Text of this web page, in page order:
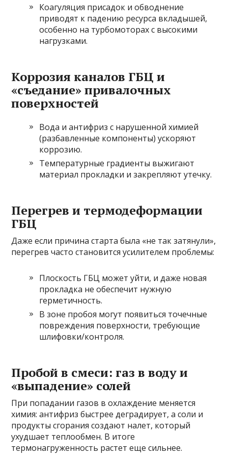
Коагуляция присадок и обводнение
приводят к падению ресурса вкладышей,
особенно на турбомоторах с высокими
нагрузками.
Коррозия каналов ГБЦ и
«съедание» привалочных
поверхностей
Вода и антифриз с нарушенной химией
(разбавленные компоненты) ускоряют
коррозию.
Температурные градиенты выжигают
материал прокладки и закрепляют утечку.
Перегрев и термодеформации
ГБЦ
Даже если причина старта была «не так затянули»,
перегрев часто становится усилителем проблемы:
Плоскость ГБЦ может уйти, и даже новая
прокладка не обеспечит нужную
герметичность.
В зоне пробоя могут появиться точечные
повреждения поверхности, требующие
шлифовки/контроля.
Пробой в смеси: газ в воду и
«выпадение» солей
При попадании газов в охлаждение меняется
химия: антифриз быстрее деградирует, а соли и
продукты сгорания создают налет, который
ухудшает теплообмен. В итоге
термонагруженность растет еще сильнее.